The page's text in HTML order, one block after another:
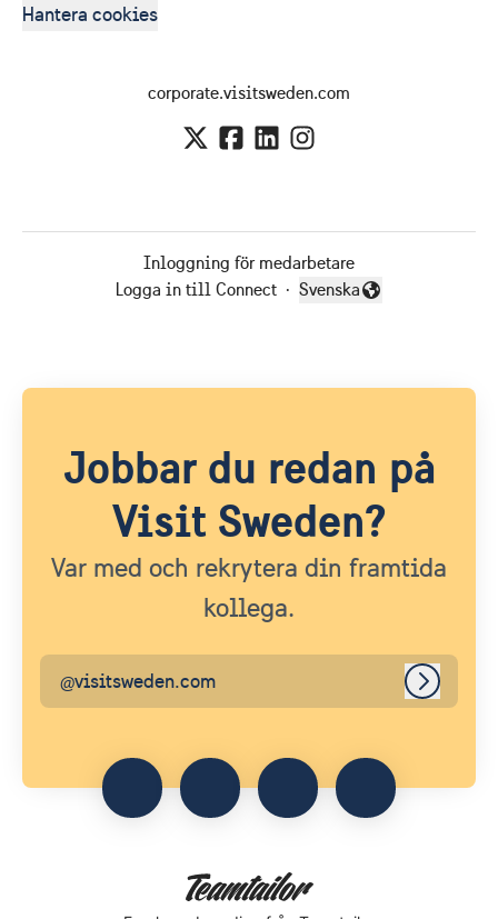
Hantera cookies
corporate.visitsweden.com
Inloggning för medarbetare
Logga in till Connect ·
Byt språk
Svenska
Jobbar du redan på
Visit Sweden?
Var med och rekrytera din framtida
kollega.
@visitsweden.com Logga in